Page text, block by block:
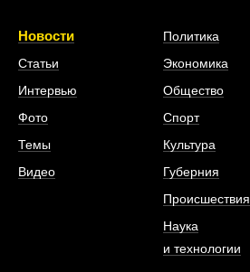
Новости
Статьи
Интервью
Фото
Темы
Видео
Политика
Экономика
Общество
Спорт
Культура
Губерния
Происшествия
Наука
и технологии